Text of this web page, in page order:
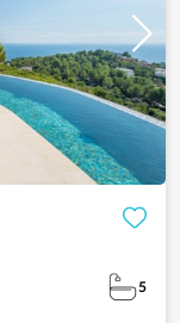
5